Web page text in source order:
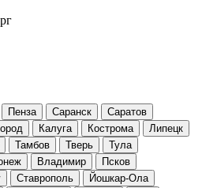
Пенза Саранск
Саратов
Калуга Кострома
Липецк
Тамбов Тверь
Тула
Владимир
Псков
Ставрополь
Йошкар-Ола